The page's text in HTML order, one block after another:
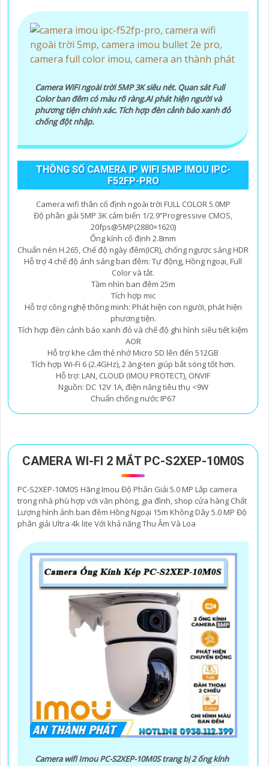
Camera WiFi ngoài trời 5MP 3K siêu nét. Quan sát Full
Color ban đêm có màu rõ ràng.AI phát hiện người và
phương tiện chính xác. Tích hợp đèn cảnh báo xanh đỏ
chống đột nhập.
THÔNG SỐ CAMERA IP WIFI 5MP IMOU IPC-
F52FP-PRO
Camera wifi thân cố định ngoài trời FULL COLOR 5.0MP
Độ phân giải 5MP 3K cảm biến 1/2.9”Progressive CMOS,
20fps@5MP(2880×1620)
Ống kính cố định 2.8mm
Chuẩn nén H.265, Chế độ ngày đêm(ICR), chống ngược sáng HDR
Hỗ trợ 4 chế độ ánh sáng ban đêm: Tự động, Hồng ngoại, Full
Color và tắt.
Tầm nhìn ban đêm 25m
Tích hợp mic
Hỗ trợ công nghệ thông minh: Phát hiện con người, phát hiện
phương tiện.
Tích hợp đèn cảnh báo xanh đỏ và chế độ ghi hình siêu tiết kiệm
AOR
Hỗ trợ khe cắm thẻ nhớ Micro SD lên đến 512GB
Tích hợp Wi-Fi 6 (2.4GHz), 2 ăng-ten giúp bắt sóng tốt hơn.
Hỗ trợ: LAN, CLOUD (IMOU PROTECT), ONVIF
Nguồn: DC 12V 1A, điện năng tiêu thụ <9W
Chuẩn chống nước IP67
CAMERA WI-FI 2 MẮT PC-S2XEP-10M0S
PC-S2XEP-10M0S Hãng Imou Độ Phân Giải 5.0 MP Lắp camera
trong nhà phù hợp với văn phòng, gia đình, shop cửa hàng Chất
Lượng hình ảnh ban đêm Hồng Ngoại 15m Không Dây 5.0 MP Độ
phân giải Ultra 4k lite Với khả năng Thu Âm Và Loa
Camera wifi Imou PC-S2XEP-10M0S trang bị 2 ống kính